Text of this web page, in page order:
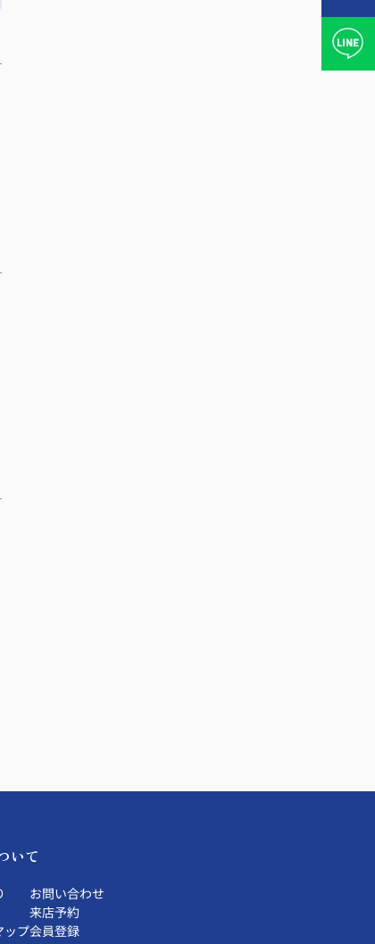
いて
ップ
お問い合わせ
来店予約
会員登録